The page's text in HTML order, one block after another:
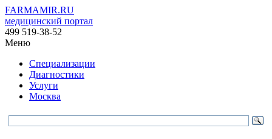
FARMAMIR.RU
медицинский портал
499 519-38-52
Меню
Специализации
Диагностики
Услуги
Москва